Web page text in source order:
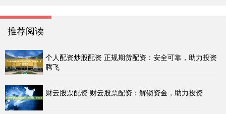
推荐阅读
个人配资炒股配资 正规期货配资：安全可靠，助力投资
腾飞
财云股票配资 财云股票配资：解锁资金，助力投资